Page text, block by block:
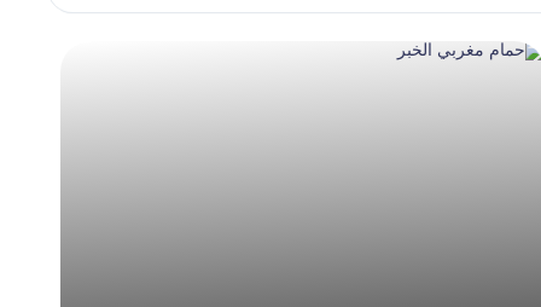
هذه الزيوت على ترطيب البشرة بعمق